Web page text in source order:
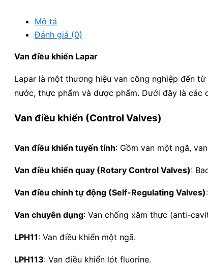
Mô tả
Đánh giá (0)
Van điều khiển Lapar
Lapar là một thương hiệu van công nghiệp đến
nước, thực phẩm và dược phẩm. Dưới đây là các
Van điều khiển (Control Valves)
Van điều khiển tuyến tính: Gồm van một ngã,
Van điều khiển quay (Rotary Control Valves):
Van điều chỉnh tự động (Self-Regulating Valves):
Van chuyên dụng: Van chống xâm thực (anti-
LPH11: Van điều khiển một ngã.
LPH113: Van điều khiển lót fluorine.